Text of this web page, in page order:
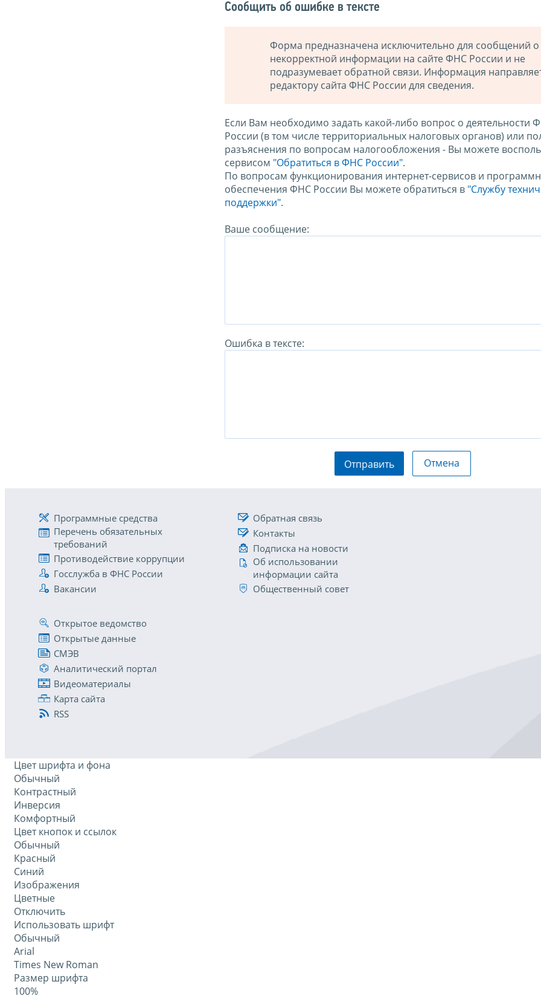
Сообщить об ошибке в тексте
Форма предназначена исключительно для сообщений о
некорректной информации на сайте ФНС России и не
подразумевает обратной связи. Информация
редактору сайта ФНС России для сведения.
Если Вам необходимо задать какой-либо вопрос о деятельности
России (в том числе территориальных налоговых органов) или
разъяснения по вопросам налогообложения - Вы можете
сервисом "Обратиться в ФНС России".
По вопросам функционирования интернет-сервисов и
обеспечения ФНС России Вы можете обратиться в "Службу
поддержки".
Ваше сообщение:
Ошибка в тексте:
Отправить Отмена
Программные средства
Перечень обязательных
требований
Противодействие коррупции
Госслужба в ФНС России
Вакансии
Обратная связь
Контакты
Подписка на новости
Об использовании
информации сайта
Общественный совет
Открытое ведомство
Открытые данные
СМЭВ
Аналитический портал
Видеоматериалы
Карта сайта
RSS
Цвет шрифта и фона
Обычный
Контрастный
Инверсия
Комфортный
Цвет кнопок и ссылок
Обычный
Красный
Синий
Изображения
Цветные
Отключить
Использовать шрифт
Обычный
Arial
Times New Roman
Размер шрифта
100%